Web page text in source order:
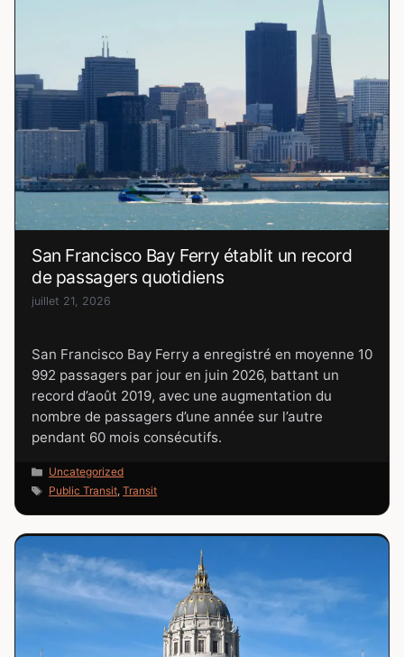
San Francisco Bay Ferry établit un record
de passagers quotidiens
juillet 21, 2026
San Francisco Bay Ferry a enregistré en moyenne 10
992 passagers par jour en juin 2026, battant un
record d’août 2019, avec une augmentation du
nombre de passagers d’une année sur l’autre
pendant 60 mois consécutifs.
Catégories
Uncategorized
Étiquettes
Public Transit,Transit